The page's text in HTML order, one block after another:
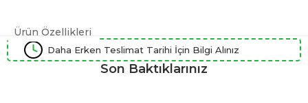
Ürün Özellikleri
Daha Erken Teslimat Tarihi İçin Bilgi Alınız
Son Baktıklarınız